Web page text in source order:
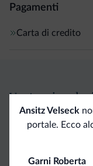
Pagamenti
Carta di credito
Ansitz Velseck
portale. Ecco
Garni Roberta
Vantaggi
Contatto